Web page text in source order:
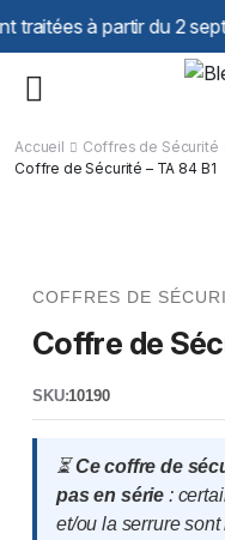
à partir du 2
Accueil Coffres de Sécurité
Coffre de Sécurité – TA 84 B1
COFFRES DE
Coffre de
SKU:10190
⏳Ce coffre de
pas en série :
et/ou la serrure
Panneau de gestion des